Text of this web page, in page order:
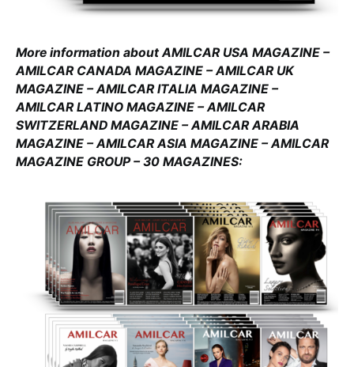
More information about AMILCAR USA MAGAZINE –
AMILCAR CANADA MAGAZINE – AMILCAR UK
MAGAZINE – AMILCAR ITALIA MAGAZINE –
AMILCAR LATINO MAGAZINE – AMILCAR
SWITZERLAND MAGAZINE – AMILCAR ARABIA
MAGAZINE – AMILCAR ASIA MAGAZINE – AMILCAR
MAGAZINE GROUP – 30 MAGAZINES: